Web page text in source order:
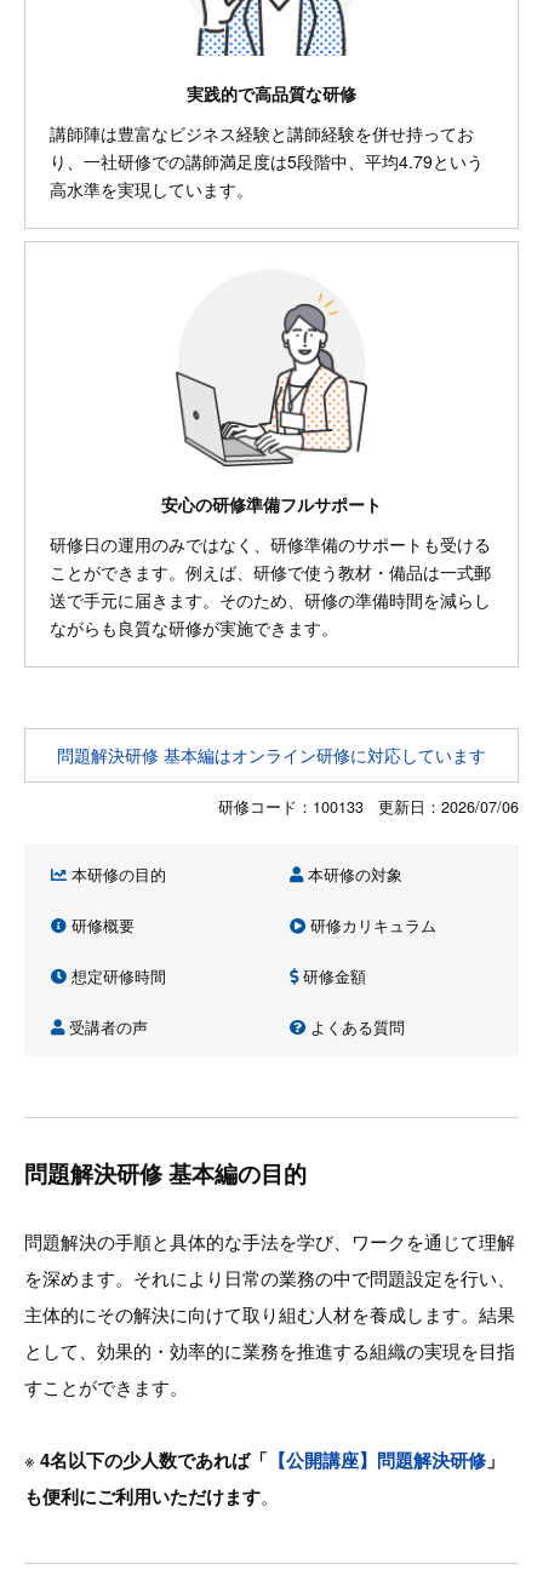
実践的で高品質な研修
講師陣は豊富なビジネス経験と講師経験を併せ持ってお
り、一社研修での講師満足度は5段階中、平均4.79という
高水準を実現しています。
安心の研修準備フルサポート
研修日の運用のみではなく、研修準備のサポートも受ける
ことができます。例えば、研修で使う教材・備品は一式郵
送で手元に届きます。そのため、研修の準備時間を減らし
ながらも良質な研修が実施できます。
問題解決研修 基本編はオンライン研修に対応しています
研修コード：100133 更新日： 2026/07/06
本研修の目的 本研修の対象
研修概要 研修カリキュラム
想定研修時間 研修金額
受講者の声 よくある質問
問題解決研修 基本編の目的
問題解決の手順と具体的な手法を学び、ワークを通じて理解
を深めます。それにより日常の業務の中で問題設定を行い、
主体的にその解決に向けて取り組む人材を養成します。結果
として、効果的・効率的に業務を推進する組織の実現を目指
すことができます。
※ 4名以下の少人数であれば「 【公開講座】問題解決研修」
も便利にご利用いただけます。